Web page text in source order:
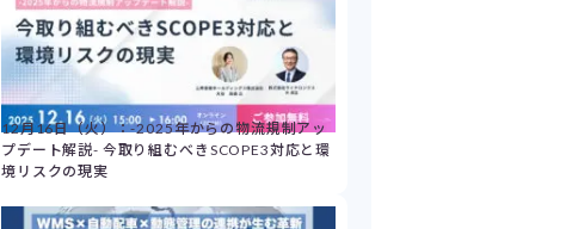
12月16日（火）：-2025年からの物流規制アッ
プデート解説- 今取り組むべきSCOPE3対応と環
境リスクの現実